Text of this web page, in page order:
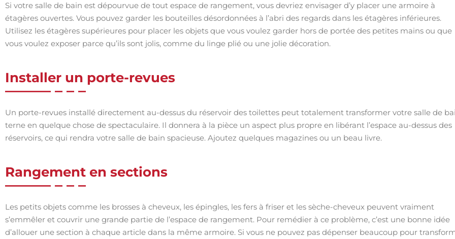
Si votre salle de bain est dépourvue de tout espace de rangement, vous devriez envisager d’y placer une armoire à
étagères ouvertes. Vous pouvez garder les bouteilles désordonnées à l’abri des regards dans les étagères inférieures.
Utilisez les étagères supérieures pour placer les objets que vous voulez garder hors de portée des petites mains ou que
vous voulez exposer parce qu’ils sont jolis, comme du linge plié ou une jolie décoration.
Installer un porte-revues
Un porte-revues installé directement au-dessus du réservoir des toilettes peut totalement transformer votre salle de
terne en quelque chose de spectaculaire. Il donnera à la pièce un aspect plus propre en libérant l’espace au-dessus des
réservoirs, ce qui rendra votre salle de bain spacieuse. Ajoutez quelques magazines ou un beau livre.
Rangement en sections
Les petits objets comme les brosses à cheveux, les épingles, les fers à friser et les sèche-cheveux peuvent vraiment
s’emmêler et couvrir une grande partie de l’espace de rangement. Pour remédier à ce problème, c’est une bonne idée
d’allouer une section à chaque article dans la même armoire. Si vous ne pouvez pas dépenser beaucoup pour